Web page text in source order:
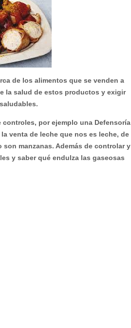
de los alimentos que se venden a
la salud de estos productos y exigir
por ejemplo una Defensoría
venta de leche que nos es leche, de
manzanas. Además de controlar y
y saber qué endulza las gaseosas